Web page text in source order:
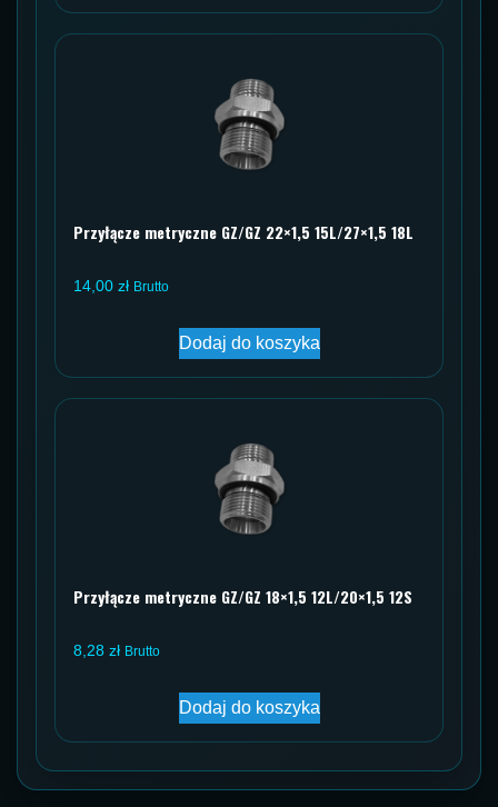
Przyłącze metryczne GZ/GZ 22×1,5 15L/27×1,5 18L
14,00 zł Brutto
Dodaj do koszyka
Przyłącze metryczne GZ/GZ 18×1,5 12L/20×1,5 12S
8,28 zł Brutto
Dodaj do koszyka